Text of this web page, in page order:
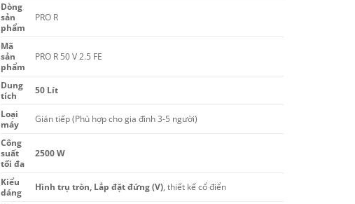
Dòng
sản
phẩm
PRO R
Mã
sản
phẩm
PRO R 50 V 2.5 FE
Dung
tích
50 Lít
Loại
máy
Gián tiếp (Phù hợp cho gia đình 3-5 người)
Công
suất
tối đa
2500 W
Kiểu
dáng
Hình trụ tròn, Lắp đặt đứng (V) , thiết kế cổ điển